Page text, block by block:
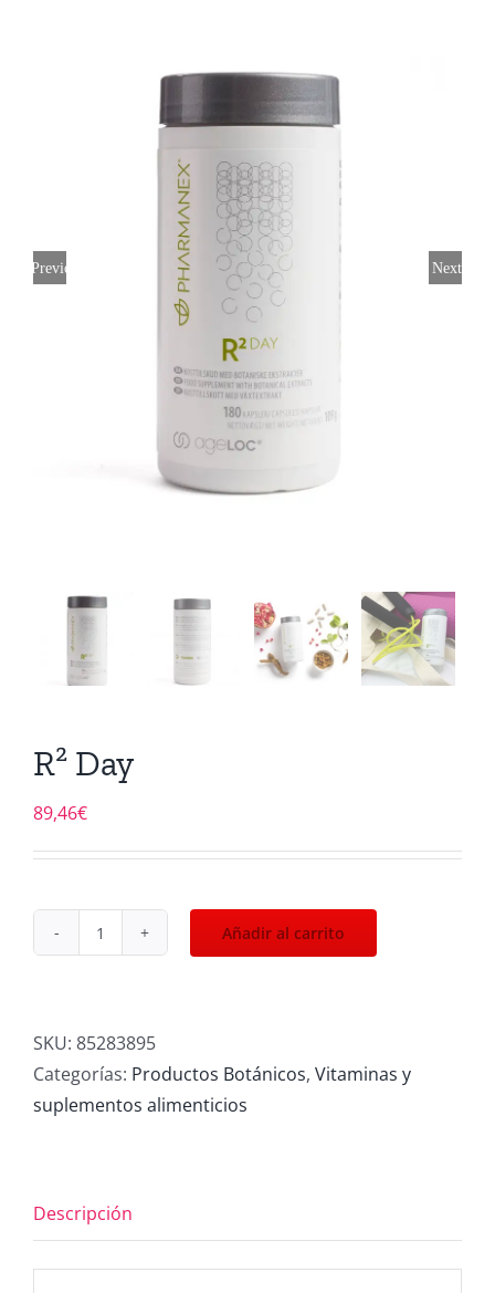
Previous Next
R² Day
89,46€
R²
Añadir al carrito
SKU: 85283895
Categorías: Productos Botánicos, Vitaminas y
suplementos alimenticios
Descripción